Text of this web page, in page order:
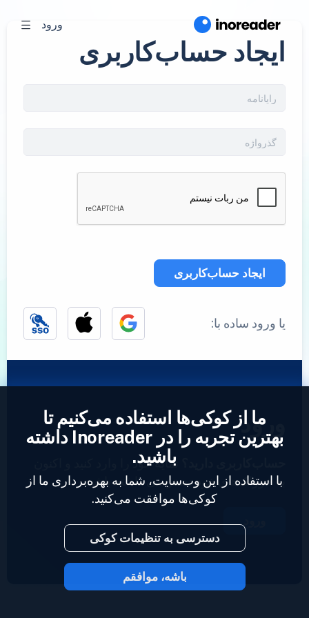
ورود
ایجاد حساب‌کاربری
ایجاد حساب‌کاربری
یا ورود ساده با:
ورود
نمایه خود را وارد کنید و اکنون
به خوراک‌های خود دسترسی داشته باشید.
2023 © Inoreader
ما از کوکی‌ها استفاده می‌کنیم تا
بهترین تجربه را در Inoreader داشته
باشید.
با استفاده از این وب‌سایت، شما به بهره‌برداری ما از
کوکی‌ها موافقت می‌کنید.
دسترسی به تنظیمات کوکی
باشه، موافقم